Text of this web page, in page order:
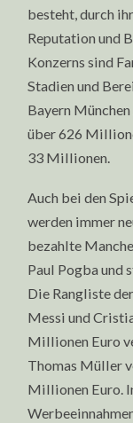
besteht, durch
Reputation und
Konzerns sind
Stadien und
Bayern
über 626
33 Millionen.
Auch bei den
werden immer
bezahlte
Paul Pogba und
Die Rangliste
Messi und
Millionen Euro
Thomas Müller
Millionen Euro.